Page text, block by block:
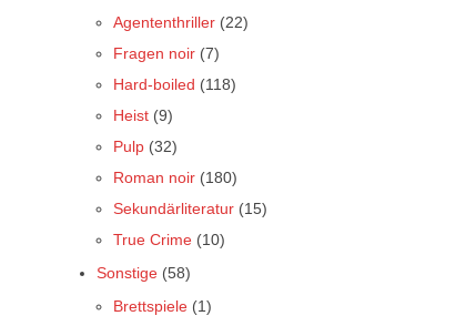
Agententhriller (22)
Fragen noir (7)
Hard-boiled (118)
Heist (9)
Pulp (32)
Roman noir (180)
Sekundärliteratur (15)
True Crime (10)
Sonstige (58)
Brettspiele (1)